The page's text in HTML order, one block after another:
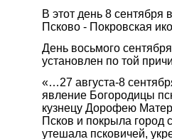
В этот день 8 сентября
Псково - Покровская
День восьмого
установлен по той
«…27 августа-8
явление Богородицы
кузнецу Дорофею
Псков и покрыла
утешала псковичей,